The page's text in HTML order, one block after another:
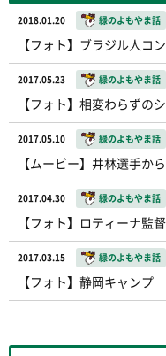
2018.01.20 緑のよもやま話
【フォト】ブラジル人コ
2017.05.23 緑のよもやま話
【フォト】相変わらずの
2017.05.10 緑のよもやま話
【ムービー】井林選手か
2017.04.30 緑のよもやま話
【フォト】ロティーナ監
2017.03.15 緑のよもやま話
【フォト】静岡キャンプ